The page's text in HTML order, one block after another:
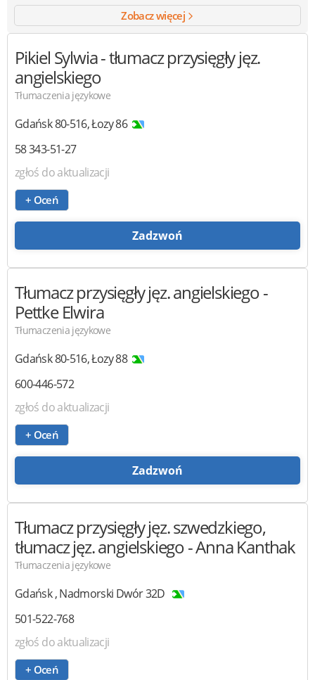
Zobacz więcej
Pikiel Sylwia- tłumacz przysięgły jęz.
angielskiego
Tłumaczenia językowe
Gdańsk80-516,Łozy 86
58 343-51-27
zgłoś do aktualizacji
+ Oceń
Zadzwoń
Tłumacz przysięgły jęz. angielskiego-
Pettke Elwira
Tłumaczenia językowe
Gdańsk80-516,Łozy 88
600-446-572
zgłoś do aktualizacji
+ Oceń
Zadzwoń
Tłumacz przysięgły jęz. szwedzkiego,
tłumacz jęz. angielskiego- Anna Kanthak
Tłumaczenia językowe
Gdańsk ,Nadmorski Dwór 32D
501-522-768
zgłoś do aktualizacji
+ Oceń